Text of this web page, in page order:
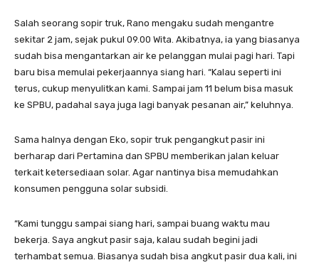
Salah seorang sopir truk, Rano mengaku sudah mengantre
sekitar 2 jam, sejak pukul 09.00 Wita. Akibatnya, ia yang biasanya
sudah bisa mengantarkan air ke pelanggan mulai pagi hari. Tapi
baru bisa memulai pekerjaannya siang hari. “Kalau seperti ini
terus, cukup menyulitkan kami. Sampai jam 11 belum bisa masuk
ke SPBU, padahal saya juga lagi banyak pesanan air,” keluhnya.
Sama halnya dengan Eko, sopir truk pengangkut pasir ini
berharap dari Pertamina dan SPBU memberikan jalan keluar
terkait ketersediaan solar. Agar nantinya bisa memudahkan
konsumen pengguna solar subsidi.
“Kami tunggu sampai siang hari, sampai buang waktu mau
bekerja. Saya angkut pasir saja, kalau sudah begini jadi
terhambat semua. Biasanya sudah bisa angkut pasir dua kali, ini